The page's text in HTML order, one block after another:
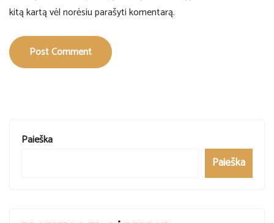
kitą kartą vėl norėsiu parašyti komentarą.
Post Comment
Paieška
Paieška